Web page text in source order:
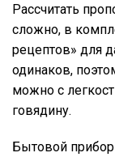
Рассчитать
сложно, в
рецептов» для
одинаков,
можно с
говядину.
Бытовой прибор